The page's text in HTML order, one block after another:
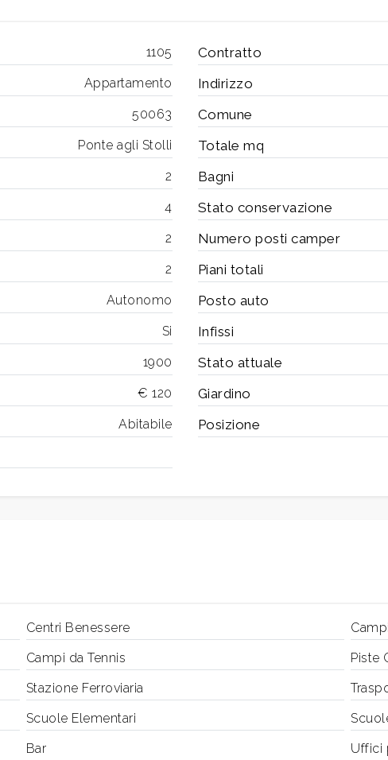
1105 Contratto
Appartamento Indirizzo
50063 Comune
Ponte agli Stolli Totale mq
2 Bagni
4 Stato conservazione
2 Numero posti camper
2 Piani totali
Autonomo Posto auto
Si Infissi
1900 Stato attuale
€ 120 Giardino
Abitabile Posizione
Centri Benessere
Campi da Tennis
Piste
Stazione Ferroviaria
Scuole Elementari
Bar Uffici